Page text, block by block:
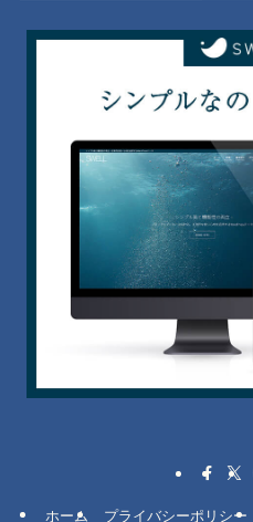
ホーム プライバシーポリシー